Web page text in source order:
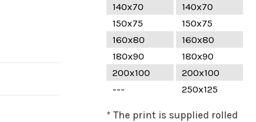
140x70
140x70
150x75
150x75
160x80
160x80
180x90
180x90
200x100
200x100
---
250x125
* The print is supplied rolled